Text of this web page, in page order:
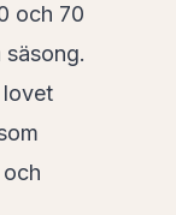
och 70
lovet